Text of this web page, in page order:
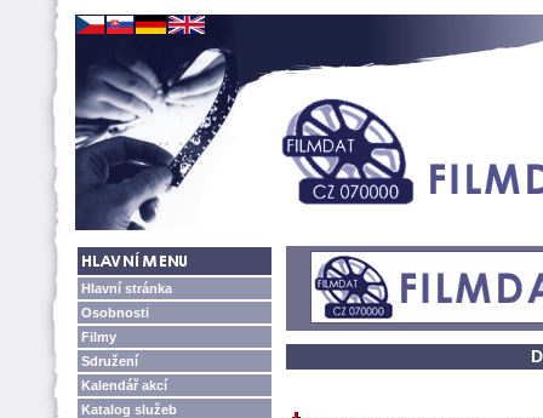
Hlavní stránka
Osobnosti
Filmy
Sdružení
Kalendář akcí
Katalog služeb